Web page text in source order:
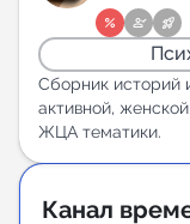
Каталог
Горящие
Индекс
Сборник историй
активной,
ЖЦА тематики.
Канал